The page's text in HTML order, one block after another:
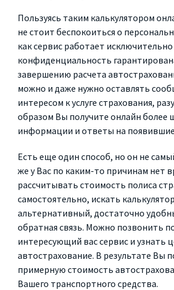
Пользуясь таким калькулятором
не стоит беспокоиться о
как сервис работает
конфиденциальность
завершению расчета
можно и даже нужно оставлять
интересом к услуге страхования,
образом Вы получите онлайн более
информации и ответы на
Есть еще один способ, но он не
же у Вас по каким-то причинам нет
рассчитывать стоимость полиса
самостоятельно, искать
альтернативный, достаточно
обратная связь. Можно позвонить
интересующий вас сервис и узнать
автострахование. В результате Вы
примерную стоимость
Вашего транспортного средства.